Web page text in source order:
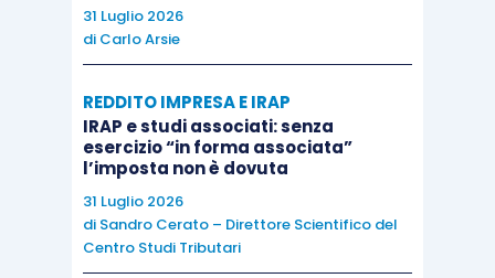
31 Luglio 2026
di Carlo Arsie
REDDITO IMPRESA E IRAP
IRAP e studi associati: senza
esercizio “in forma associata”
l’imposta non è dovuta
31 Luglio 2026
di Sandro Cerato – Direttore Scientifico del
Centro Studi Tributari